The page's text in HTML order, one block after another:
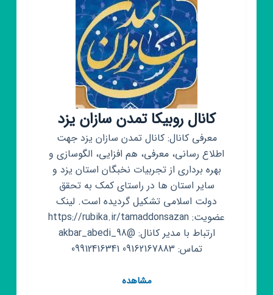
کانال روبیکا تمدن سازان یزد
معرفی کانال: کانال تمدن سازان یزد جهت
اطلاع رسانی، معرفی، هم افزایی، الگوسازی و
بهره برداری از تجربیات نخبگان استان یزد و
سایر استان ها در راستای کمک به تحقق
دولت اسلامی تشکیل گردیده است. لینک
عضویت: https://rubika.ir/tamaddonsazan
ارتباط با مدیر کانال: @akbar_abedi_98
تماس: 09162167883 09912416341
مشاهدهکانال